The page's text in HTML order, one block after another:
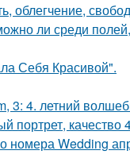
облегчение,
ли среди
Себя Красивой".
3: 4. летний
портрет,
номера Wedding